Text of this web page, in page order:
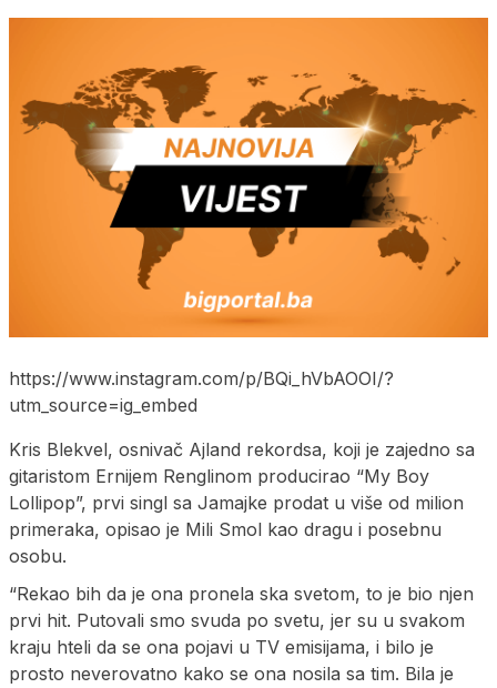
https://www.instagram.com/p/BQi_hVbAOOI/?
utm_source=ig_embed
Kris Blekvel, osnivač Ajland rekordsa, koji je zajedno sa
gitaristom Ernijem Renglinom producirao “My Boy
Lollipop”, prvi singl sa Jamajke prodat u više od milion
primeraka, opisao je Mili Smol kao dragu i posebnu
osobu.
“Rekao bih da je ona pronela ska svetom, to je bio njen
prvi hit. Putovali smo svuda po svetu, jer su u svakom
kraju hteli da se ona pojavi u TV emisijama, i bilo je
prosto neverovatno kako se ona nosila sa tim. Bila je